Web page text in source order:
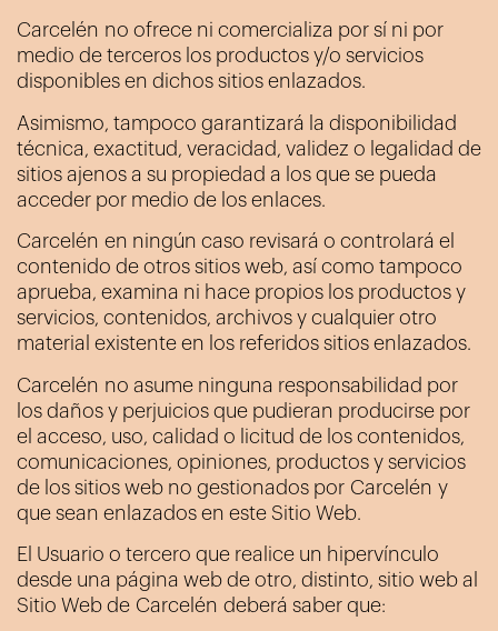
Carcelén no ofrece ni comercializa por sí ni por
medio de terceros los productos y/o servicios
disponibles en dichos sitios enlazados.
Asimismo, tampoco garantizará la disponibilidad
técnica, exactitud, veracidad, validez o legalidad de
sitios ajenos a su propiedad a los que se pueda
acceder por medio de los enlaces.
Carcelén en ningún caso revisará o controlará el
contenido de otros sitios web, así como tampoco
aprueba, examina ni hace propios los productos y
servicios, contenidos, archivos y cualquier otro
material existente en los referidos sitios enlazados.
Carcelén no asume ninguna responsabilidad por
los daños y perjuicios que pudieran producirse por
el acceso, uso, calidad o licitud de los contenidos,
comunicaciones, opiniones, productos y servicios
de los sitios web no gestionados por Carcelén y
que sean enlazados en este Sitio Web.
El Usuario o tercero que realice un hipervínculo
desde una página web de otro, distinto, sitio web al
Sitio Web de Carcelén deberá saber que: